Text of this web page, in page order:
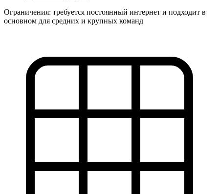
Ограничения: требуется постоянный интернет и подходит в
основном для средних и крупных команд